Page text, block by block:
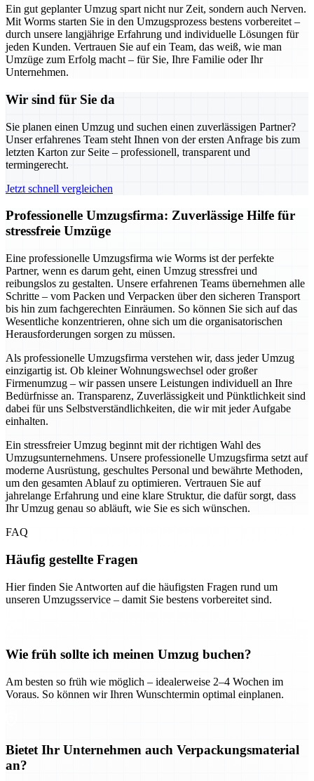
Ein gut geplanter Umzug spart nicht nur Zeit, sondern auch Nerven.
Mit Worms starten Sie in den Umzugsprozess bestens vorbereitet –
durch unsere langjährige Erfahrung und individuelle Lösungen für
jeden Kunden. Vertrauen Sie auf ein Team, das weiß, wie man
Umzüge zum Erfolg macht – für Sie, Ihre Familie oder Ihr
Unternehmen.
Wir sind für Sie da
Sie planen einen Umzug und suchen einen zuverlässigen Partner?
Unser erfahrenes Team steht Ihnen von der ersten Anfrage bis zum
letzten Karton zur Seite – professionell, transparent und
termingerecht.
Jetzt schnell vergleichen
Professionelle Umzugsfirma: Zuverlässige Hilfe für
stressfreie Umzüge
Eine professionelle Umzugsfirma wie Worms ist der perfekte
Partner, wenn es darum geht, einen Umzug stressfrei und
reibungslos zu gestalten. Unsere erfahrenen Teams übernehmen alle
Schritte – vom Packen und Verpacken über den sicheren Transport
bis hin zum fachgerechten Einräumen. So können Sie sich auf das
Wesentliche konzentrieren, ohne sich um die organisatorischen
Herausforderungen sorgen zu müssen.
Als professionelle Umzugsfirma verstehen wir, dass jeder Umzug
einzigartig ist. Ob kleiner Wohnungswechsel oder großer
Firmenumzug – wir passen unsere Leistungen individuell an Ihre
Bedürfnisse an. Transparenz, Zuverlässigkeit und Pünktlichkeit sind
dabei für uns Selbstverständlichkeiten, die wir mit jeder Aufgabe
einhalten.
Ein stressfreier Umzug beginnt mit der richtigen Wahl des
Umzugsunternehmens. Unsere professionelle Umzugsfirma setzt auf
moderne Ausrüstung, geschultes Personal und bewährte Methoden,
um den gesamten Ablauf zu optimieren. Vertrauen Sie auf
jahrelange Erfahrung und eine klare Struktur, die dafür sorgt, dass
Ihr Umzug genau so abläuft, wie Sie es sich wünschen.
FAQ
Häufig gestellte Fragen
Hier finden Sie Antworten auf die häufigsten Fragen rund um
unseren Umzugsservice – damit Sie bestens vorbereitet sind.
Wie früh sollte ich meinen Umzug buchen?
Am besten so früh wie möglich – idealerweise 2–4 Wochen im
Voraus. So können wir Ihren Wunschtermin optimal einplanen.
Bietet Ihr Unternehmen auch Verpackungsmaterial
an?